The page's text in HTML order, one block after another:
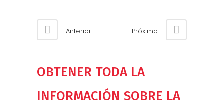
Anterior Próximo
OBTENER TODA LA
INFORMACIÓN SOBRE LA